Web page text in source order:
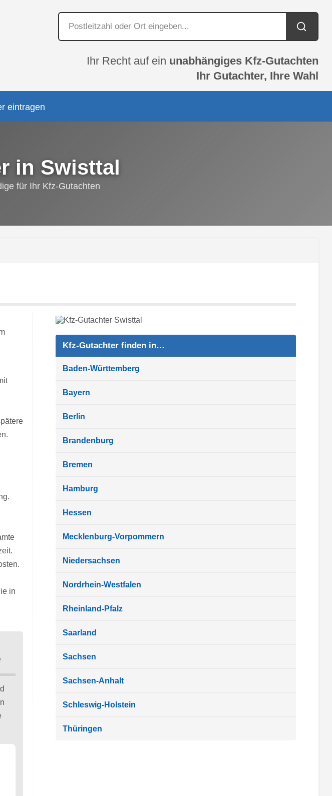
Ihr Recht auf ein unabhängiges Kfz-Gutachten
Ihr Gutachter, Ihre Wahl
eintragen
in Swisttal
für Ihr Kfz-Gutachten
in
Kfz-Gutachter finden in…
Baden-Württemberg
Bayern
Berlin
Brandenburg
Bremen
Hamburg
Hessen
Mecklenburg-Vorpommern
Niedersachsen
Nordrhein-Westfalen
Rheinland-Pfalz
Saarland
Sachsen
Sachsen-Anhalt
Schleswig-Holstein
Thüringen